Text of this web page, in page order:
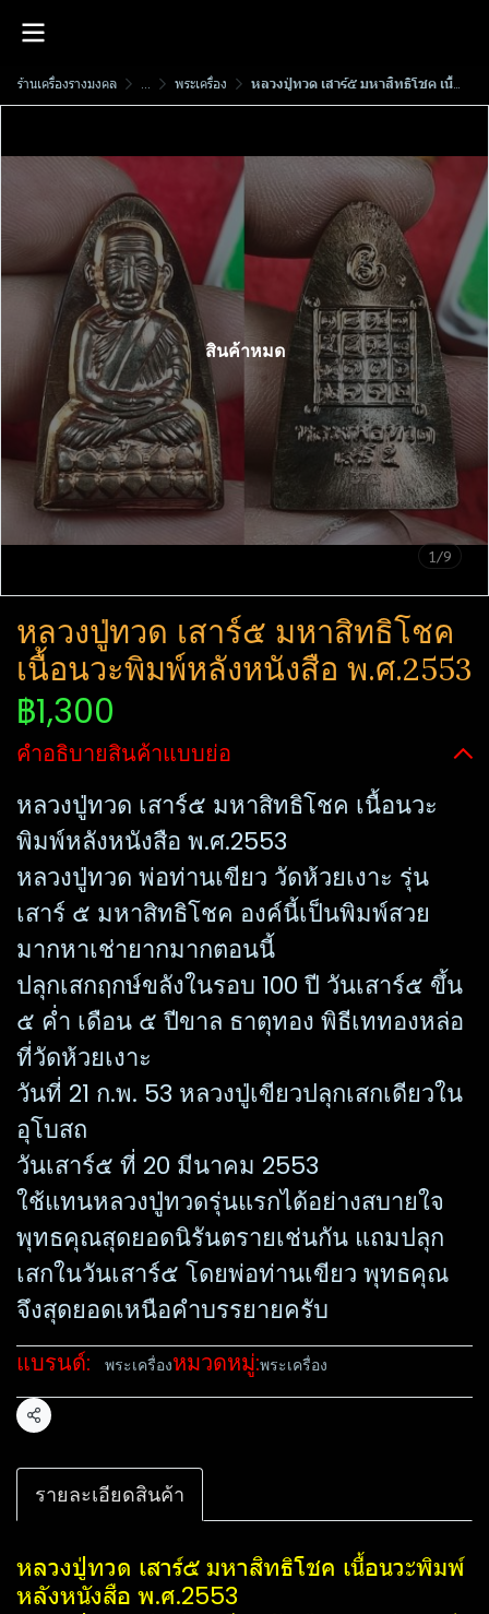
ร้านเครื่องรางมงคล ... พระเครื่อง หลวงปู่ทวด เสาร์๕ มหาสิทธิโชค เนื้อนวะพิมพ์หลังหนังสือ พ.ศ.2553
1/9
สินค้าหมด
หลวงปู่ทวด เสาร์๕ มหาสิทธิโชค
เนื้อนวะพิมพ์หลังหนังสือ พ.ศ.2553
฿1,300
คำอธิบายสินค้าแบบย่อ
หลวงปู่ทวด เสาร์๕ มหาสิทธิโชค เนื้อนวะ
พิมพ์หลังหนังสือ พ.ศ.2553
หลวงปู่ทวด พ่อท่านเขียว วัดห้วยเงาะ รุ่น
เสาร์ ๕ มหาสิทธิโชค องค์นี้เป็นพิมพ์สวย
มากหาเช่ายากมากตอนนี้
ปลุกเสกฤกษ์ขลังในรอบ 100 ปี วันเสาร์๕ ขึ้น
๕ ค่ำ เดือน ๕ ปีขาล ธาตุทอง พิธีเททองหล่อ
ที่วัดห้วยเงาะ
วันที่ 21 ก.พ. 53 หลวงปู่เขียวปลุกเสกเดียวใน
อุโบสถ
วันเสาร์๕ ที่ 20 มีนาคม 2553
ใช้แทนหลวงปู่ทวดรุ่นแรกได้อย่างสบายใจ
พุทธคุณสุดยอดนิรันตรายเช่นกัน แถมปลุก
เสกในวันเสาร์๕ โดยพ่อท่านเขียว พุทธคุณ
จึงสุดยอดเหนือคำบรรยายครับ
แบรนด์: พระเครื่องหมวดหมู่:พระเครื่อง
แชร์
รายละเอียดสินค้า
หลวงปู่ทวด เสาร์๕ มหาสิทธิโชค เนื้อนวะพิมพ์
หลังหนังสือ พ.ศ.2553